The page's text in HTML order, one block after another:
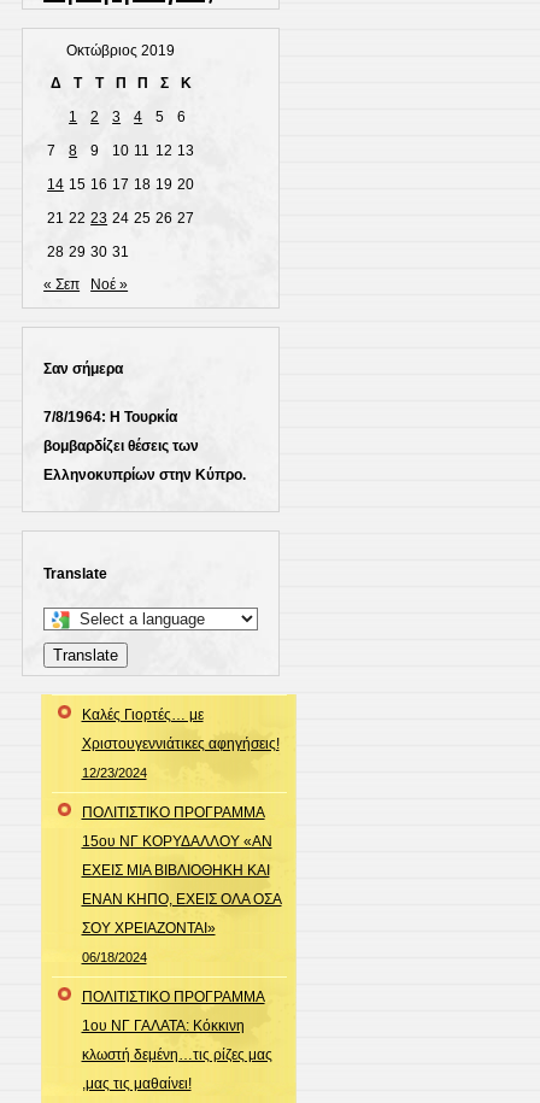
Οκτώβριος 2019
Δ
Τ Τ Π Π Σ
Κ
1
2 3 4 5
6
7
8 9 10 11 12 13
14 15 16 17 18 19 20
21 22 23 24 25 26 27
28 29 30 31
« Σεπ
Νοέ »
Σαν σήμερα
7/8/1964: Η Τουρκία
βομβαρδίζει θέσεις των
Ελληνοκυπρίων στην Κύπρο.
Translate
Select
a
language
translate
page
Translate
Καλές Γιορτές… με
Χριστουγεννιάτικες αφηγήσεις!
12/23/2024
ΠΟΛΙΤΙΣΤΙΚΟ ΠΡΟΓΡΑΜΜΑ
15ου ΝΓ ΚΟΡΥΔΑΛΛΟΥ «ΑΝ
ΕΧΕΙΣ ΜΙΑ ΒΙΒΛΙΟΘΗΚΗ ΚΑΙ
ΕΝΑΝ ΚΗΠΟ, ΕΧΕΙΣ ΟΛΑ ΟΣΑ
ΣΟΥ ΧΡΕΙΑΖΟΝΤΑΙ»
06/18/2024
ΠΟΛΙΤΙΣΤΙΚΟ ΠΡΟΓΡΑΜΜΑ
1ου ΝΓ ΓΑΛΑΤΑ: Κόκκινη
κλωστή δεμένη…τις ρίζες μας
,μας τις μαθαίνει!